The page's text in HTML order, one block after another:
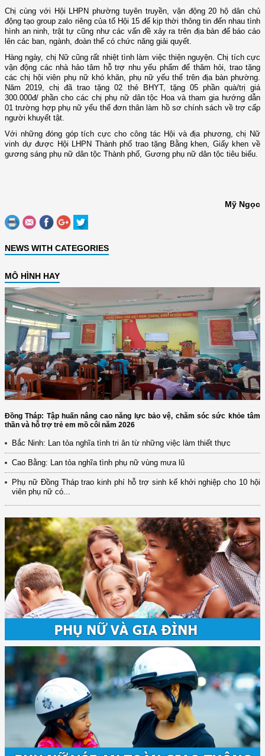
Chị cùng với Hội LHPN phường tuyên truyền, vận động 20 hộ dân chủ
động tạo group zalo riêng của tổ Hội 15 để kịp thời thông tin đến nhau tình
hình an ninh, trật tự cũng như các vấn đề xảy ra trên địa bàn để báo cáo
lên các ban, ngành, đoàn thể có chức năng giải quyết.
Hàng ngày, chị Nữ cũng rất nhiệt tình làm việc thiện nguyện. Chị tích cực
vận động các nhà hảo tâm hỗ trợ nhu yếu phẩm để thăm hỏi, trao tặng
các chị hội viên phụ nữ khó khăn, phụ nữ yếu thế trên địa bàn phường.
Năm 2019, chị đã trao tặng 02 thẻ BHYT, tặng 05 phần quà/trị giá
300.000đ/ phần cho các chị phụ nữ dân tộc Hoa và tham gia hướng dẫn
01 trường hợp phụ nữ yếu thế đơn thân làm hồ sơ chính sách về trợ cấp
người khuyết tật.
Với những đóng góp tích cực cho công tác Hội và địa phương, chị Nữ
vinh dự được Hội LHPN Thành phố trao tặng Bằng khen, Giấy khen về
gương sáng phụ nữ dân tộc Thành phố, Gương phụ nữ dân tộc tiêu biểu.
Mỹ Ngọc
NEWS WITH CATEGORIES
MÔ HÌNH HAY
Đồng Tháp: Tập huấn nâng cao năng lực bảo vệ, chăm sóc sức khỏe tâm
thần và hỗ trợ trẻ em mồ côi năm 2026
Bắc Ninh: Lan tỏa nghĩa tình tri ân từ những việc làm thiết thực
Cao Bằng: Lan tỏa nghĩa tình phụ nữ vùng mưa lũ
Phụ nữ Đồng Tháp trao kinh phí hỗ trợ sinh kế khởi nghiệp cho 10 hội
viên phụ nữ có...